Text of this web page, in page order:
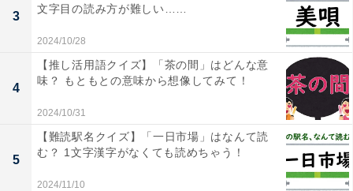
3
文字目の読み方が難しい……
2024/10/28
4
【推し活用語クイズ】「茶の間」はどんな意
味？ もともとの意味から想像してみて！
2024/10/31
5
【難読駅名クイズ】「一日市場」はなんて読
む？ 1文字漢字がなくても読めちゃう！
2024/11/10